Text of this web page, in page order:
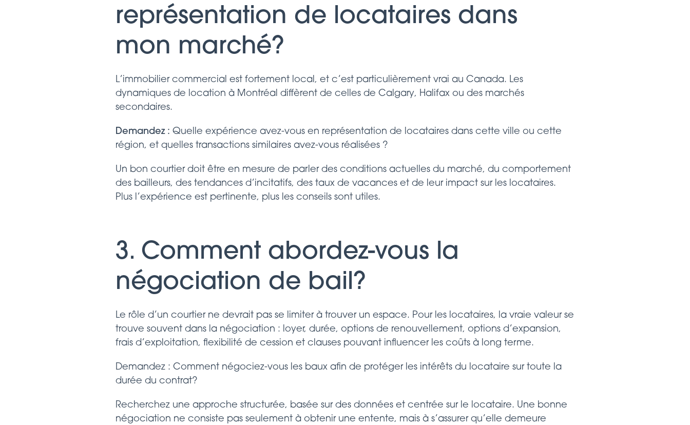
représentation de locataires dans
mon marché?
L’immobilier commercial est fortement local, et c’est particulièrement vrai au Canada. Les
dynamiques de location à Montréal diffèrent de celles de Calgary, Halifax ou des marchés
secondaires.
Demandez : Quelle expérience avez-vous en représentation de locataires dans cette ville ou cette
région, et quelles transactions similaires avez-vous réalisées ?
Un bon courtier doit être en mesure de parler des conditions actuelles du marché, du comportement
des bailleurs, des tendances d’incitatifs, des taux de vacances et de leur impact sur les locataires.
Plus l’expérience est pertinente, plus les conseils sont utiles.
3. Comment abordez-vous la
négociation de bail?
Le rôle d’un courtier ne devrait pas se limiter à trouver un espace. Pour les locataires, la vraie valeur se
trouve souvent dans la négociation : loyer, durée, options de renouvellement, options d’expansion,
frais d’exploitation, flexibilité de cession et clauses pouvant influencer les coûts à long terme.
Demandez : Comment négociez-vous les baux afin de protéger les intérêts du locataire sur toute la
durée du contrat?
Recherchez une approche structurée, basée sur des données et centrée sur le locataire. Une bonne
négociation ne consiste pas seulement à obtenir une entente, mais à s’assurer qu’elle demeure